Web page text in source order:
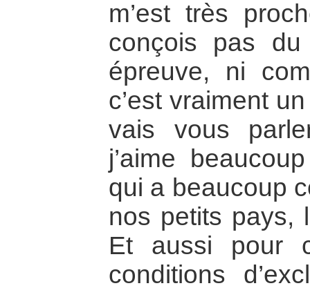
m’est très
conçois pas
épreuve, ni
c’est vraiment
vais vous
j’aime
qui a beaucoup
nos petits pays,
Et aussi pour
conditions